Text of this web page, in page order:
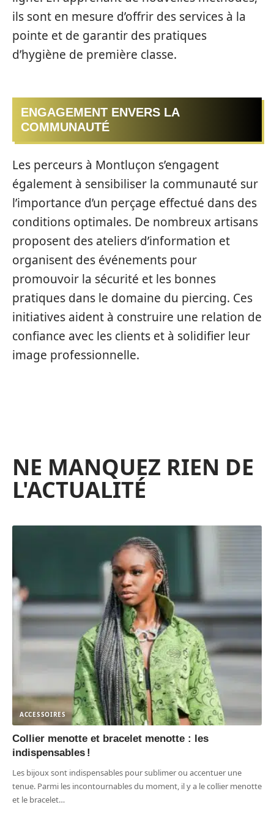
ils sont en mesure d’offrir des services à la
pointe et de garantir des pratiques
d’hygiène de première classe.
ENGAGEMENT ENVERS LA
COMMUNAUTÉ
Les perceurs à Montluçon s’engagent
également à sensibiliser la communauté sur
l’importance d’un perçage effectué dans des
conditions optimales. De nombreux artisans
proposent des ateliers d’information et
organisent des événements pour
promouvoir la sécurité et les bonnes
pratiques dans le domaine du piercing. Ces
initiatives aident à construire une relation de
confiance avec les clients et à solidifier leur
image professionnelle.
NE MANQUEZ RIEN DE
L'ACTUALITÉ
ACCESSOIRES
Collier menotte et bracelet menotte : les
indispensables !
Les bijoux sont indispensables pour sublimer ou accentuer une
tenue. Parmi les incontournables du moment, il y a le collier menotte
et le bracelet…